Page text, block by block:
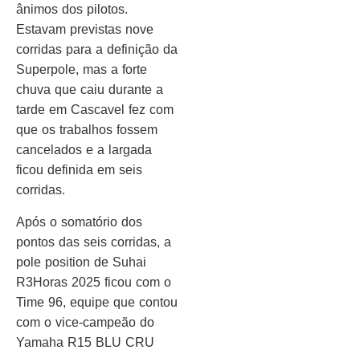
ânimos dos pilotos.
Estavam previstas nove
corridas para a definição da
Superpole, mas a forte
chuva que caiu durante a
tarde em Cascavel fez com
que os trabalhos fossem
cancelados e a largada
ficou definida em seis
corridas.
Após o somatório dos
pontos das seis corridas, a
pole position de Suhai
R3Horas 2025 ficou com o
Time 96, equipe que contou
com o vice-campeão do
Yamaha R15 BLU CRU